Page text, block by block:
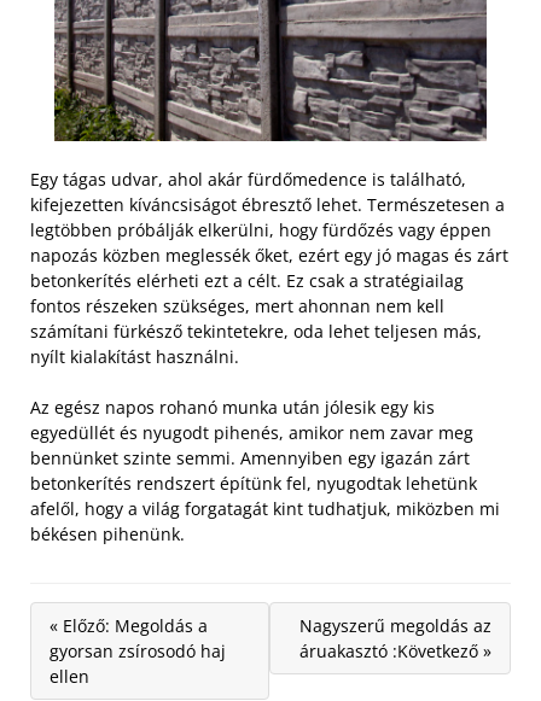
Egy tágas udvar, ahol akár fürdőmedence is található,
kifejezetten kíváncsiságot ébresztő lehet. Természetesen a
legtöbben próbálják elkerülni, hogy fürdőzés vagy éppen
napozás közben meglessék őket, ezért egy jó magas és zárt
betonkerítés elérheti ezt a célt. Ez csak a stratégiailag
fontos részeken szükséges, mert ahonnan nem kell
számítani fürkésző tekintetekre, oda lehet teljesen más,
nyílt kialakítást használni.
Az egész napos rohanó munka után jólesik egy kis
egyedüllét és nyugodt pihenés, amikor nem zavar meg
bennünket szinte semmi. Amennyiben egy igazán zárt
betonkerítés rendszert építünk fel, nyugodtak lehetünk
afelől, hogy a világ forgatagát kint tudhatjuk, miközben mi
békésen pihenünk.
« Előző: Megoldás a
gyorsan zsírosodó haj
ellen
Nagyszerű megoldás az
áruakasztó :Következő »